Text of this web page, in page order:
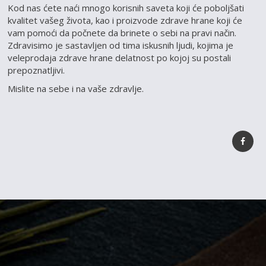
Kod nas ćete naći mnogo korisnih saveta koji će poboljšati
kvalitet vašeg života, kao i proizvode zdrave hrane koji će
vam pomoći da počnete da brinete o sebi na pravi način.
Zdravisimo je sastavljen od tima iskusnih ljudi, kojima je
veleprodaja zdrave hrane delatnost po kojoj su postali
prepoznatljivi.
Mislite na sebe i na vaše zdravlje.